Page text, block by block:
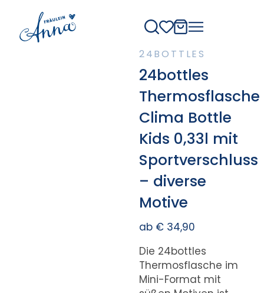
24BOTTLES
24bottles
Thermosflasche
Clima Bottle
Kids 0,33l mit
Sportverschluss
– diverse
Motive
ab €34,90
Die 24bottles
Thermosflasche im
Mini-Format mit